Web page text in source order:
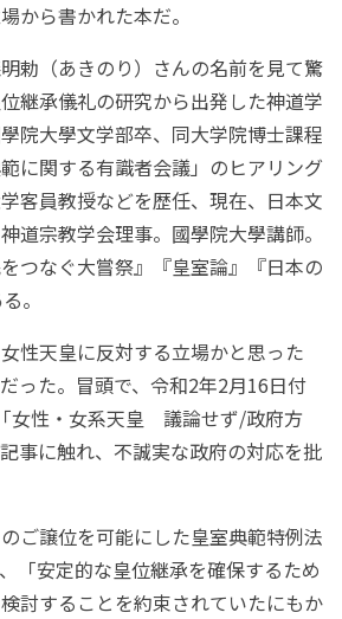
から書かれた本だ。
勅（あきのり）さんの名前を見て驚
継承儀礼の研究から出発した神道学
院大學文学部卒、同大学院博士課程
に関する有識者会議」のヒアリング
客員教授などを歴任、現在、日本文
道宗教学会理事。國學院大學講師。
つなぐ大嘗祭』『皇室論』『日本の
。
性天皇に反対する立場かと思った
った。冒頭で、令和2年2月16日付
女性・女系天皇 議論せず/政府方
事に触れ、不誠実な政府の対応を批
ご譲位を可能にした皇室典範特例法
「安定的な皇位継承を確保するため
討することを約束されていたにもか